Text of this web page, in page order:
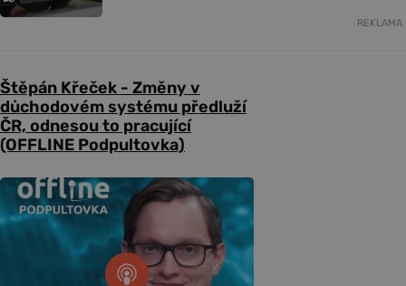
REKLAMA
Štěpán Křeček - Změny v
důchodovém systému předluží
ČR, odnesou to pracující
(OFFLINE Podpultovka)